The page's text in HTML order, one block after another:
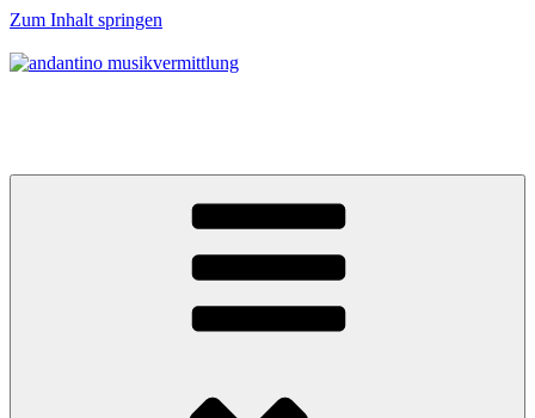
Zum Inhalt springen